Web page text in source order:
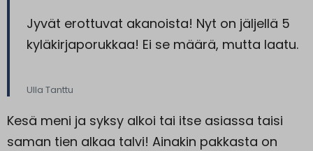
Jyvät erottuvat akanoista! Nyt on jäljellä 5
kyläkirjaporukkaa! Ei se määrä, mutta laatu.
Ulla Tanttu
Kesä meni ja syksy alkoi tai itse asiassa taisi
saman tien alkaa talvi! Ainakin pakkasta on